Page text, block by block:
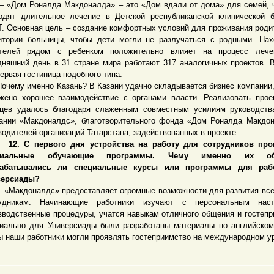
Роналда Макдоналда» – это «Дом вдали от дома» для семей,
длительное лечение в Детской республиканской клинической
Основная цель – создание комфортных условий для проживания
больницы, чтобы дети могли не разлучаться с родными.
рядом с ребенком положительно влияет на процесс
день в 31 стране мира работают 317 аналогичных проектов.
гостиница подобного типа.
именно Казань? В Казани удачно складывается бизнес
хорошее взаимодействие с органами власти. Реализовать
удалось благодаря слаженным совместным усилиям
«Макдоналдс», благотворительного фонда «Дом Роналда
организаций Татарстана, задействованных в проекте.
первого дня устройства на работу для сотрудников
обучающие программы. Чему именно их
ли специальные курсы или программы для
предоставляет огромные возможности для развития
Начинающие работники изучают с персональным
процедуры, учатся навыкам отличного общения и
для Универсиады были разработаны материалы по
наши работники могли проявлять гостеприимство на международном